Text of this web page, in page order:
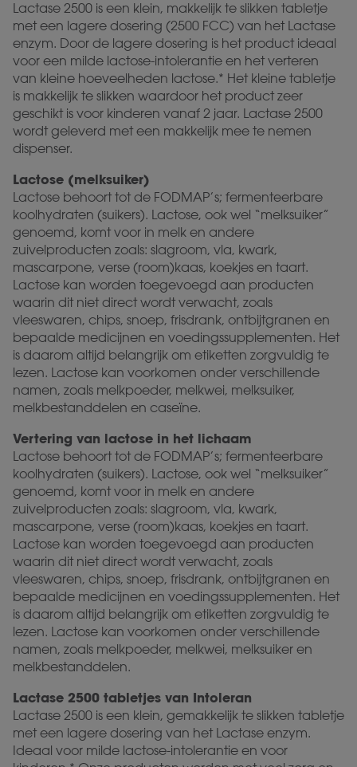
Lactase 2500 is een klein, makkelijk te slikken tabletje
met een lagere dosering (2500 FCC) van het Lactase
enzym. Door de lagere dosering is het product ideaal
voor een milde lactose-intolerantie en het verteren
van kleine hoeveelheden lactose.* Het kleine tabletje
is makkelijk te slikken waardoor het product zeer
geschikt is voor kinderen vanaf 2 jaar. Lactase 2500
wordt geleverd met een makkelijk mee te nemen
dispenser.
Lactose (melksuiker)
Lactose behoort tot de FODMAP’s; fermenteerbare
koolhydraten (suikers). Lactose, ook wel “melksuiker”
genoemd, komt voor in melk en andere
zuivelproducten zoals: slagroom, vla, kwark,
mascarpone, verse (room)kaas, koekjes en taart.
Lactose kan worden toegevoegd aan producten
waarin dit niet direct wordt verwacht, zoals
vleeswaren, chips, snoep, frisdrank, ontbijtgranen en
bepaalde medicijnen en voedingssupplementen. Het
is daarom altijd belangrijk om etiketten zorgvuldig te
lezen. Lactose kan voorkomen onder verschillende
namen, zoals melkpoeder, melkwei, melksuiker,
melkbestanddelen en caseïne.
Vertering van lactose in het lichaam
Lactose behoort tot de FODMAP’s; fermenteerbare
koolhydraten (suikers). Lactose, ook wel “melksuiker”
genoemd, komt voor in melk en andere
zuivelproducten zoals: slagroom, vla, kwark,
mascarpone, verse (room)kaas, koekjes en taart.
Lactose kan worden toegevoegd aan producten
waarin dit niet direct wordt verwacht, zoals
vleeswaren, chips, snoep, frisdrank, ontbijtgranen en
bepaalde medicijnen en voedingssupplementen. Het
is daarom altijd belangrijk om etiketten zorgvuldig te
lezen. Lactose kan voorkomen onder verschillende
namen, zoals melkpoeder, melkwei, melksuiker en
melkbestanddelen.
Lactase 2500 tabletjes van Intoleran
Lactase 2500 is een klein, gemakkelijk te slikken tabletje
met een lagere dosering van het Lactase enzym.
Ideaal voor milde lactose-intolerantie en voor